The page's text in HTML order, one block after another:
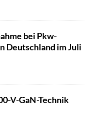
bei Pkw-
Deutschland im Juli
V-GaN-Technik